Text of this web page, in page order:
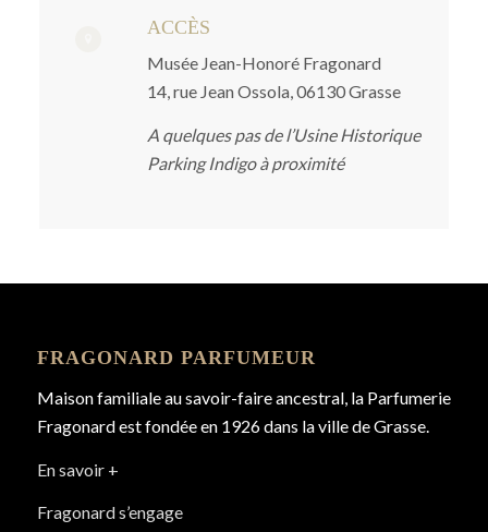
ACCÈS
Musée Jean-Honoré Fragonard
14, rue Jean Ossola, 06130 Grasse
A quelques pas de l’Usine Historique
Parking Indigo à proximité
FRAGONARD PARFUMEUR
Maison familiale au savoir-faire ancestral, la Parfumerie
Fragonard est fondée en 1926 dans la ville de Grasse.
En savoir +
Fragonard s’engage